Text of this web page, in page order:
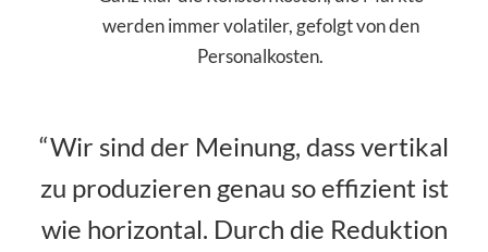
werden immer volatiler, gefolgt von den
Personalkosten.
“Wir sind der Meinung, dass vertikal
zu produzieren genau so effizient ist
wie horizontal. Durch die Reduktion